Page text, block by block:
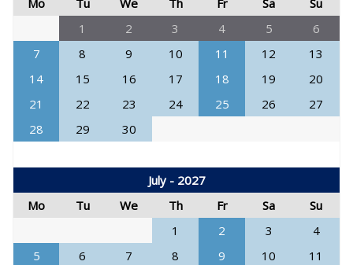
Mo Tu We Th Fr Sa
Su
1
2 3 4 5
6
7
8 9 10 11 12
13
14
15 16 17 18 19
20
21
22 23 24 25 26
27
28
29 30
July - 2027
Mo
Tu We Th Fr Sa
Su
1
2 3
4
5
6 7 8 9 10
11